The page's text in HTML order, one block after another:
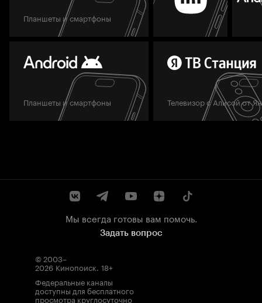
Планшеты и смартфоны
Планшеты и смартфоны Телевизор с Алисой от
Мы всегда готовы вам помочь.
Задать вопрос
© 2003–
2026 Кинопоиск. 18+
Федеральные каналы
доступны для бесплатного
просмотра круглосуточно